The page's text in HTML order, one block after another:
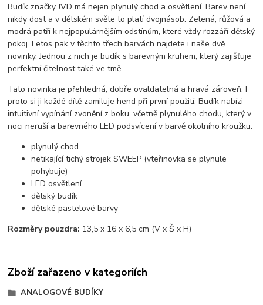
Budík značky JVD má nejen plynulý chod a osvětlení. Barev není
nikdy dost a v dětském světe to platí dvojnásob. Zelená, růžová a
modrá patří k nejpopulárnějším odstínům, které vždy rozzáří dětský
pokoj. Letos pak v těchto třech barvách najdete i naše dvě
novinky. Jednou z nich je budík s barevným kruhem, který zajišťuje
perfektní čitelnost také ve tmě.
Tato novinka je přehledná, dobře ovaldatelná a hravá zároveň. I
proto si ji každé dítě zamiluje hend při první použití. Budík nabízi
intuitivní vypínání zvonění z boku, včetně plynulého chodu, který v
noci neruší a barevného LED podsvícení v barvě okolního kroužku.
plynulý chod
netikající tichý strojek SWEEP (vteřinovka se plynule
pohybuje)
LED osvětlení
dětský budík
dětské pastelové barvy
Rozměry pouzdra: 13,5 x 16 x 6,5 cm (V x Š x H)
Zboží zařazeno v kategoriích
ANALOGOVÉ BUDÍKY